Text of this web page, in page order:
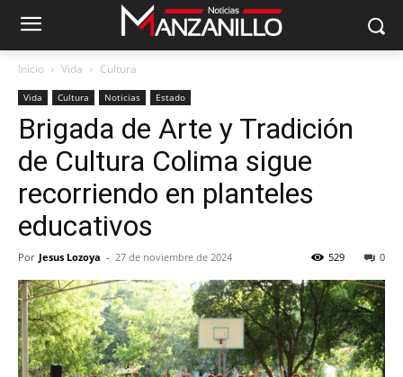
Inicio Vida Cultura
Vida Cultura Noticias Estado
Brigada de Arte y Tradición
de Cultura Colima sigue
recorriendo en planteles
educativos
Por Jesus Lozoya - 27 de noviembre de 2024 0
529